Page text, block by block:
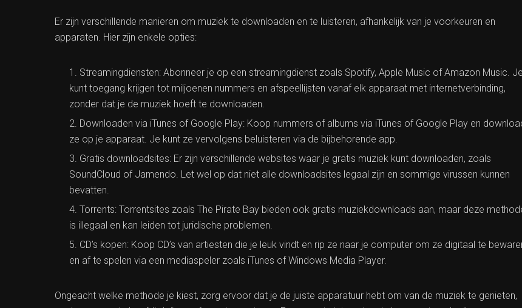
Er zijn verschillende manieren om muziek te downloaden en te luisteren, afhankelijk van je voorkeuren en
apparaten. Hier zijn enkele opties:
Streamingdiensten: Abonneer je op een streamingdienst zoals Spotify, Apple Music of Amazon Music. Je
kunt toegang krijgen tot miljoenen nummers en afspeellijsten vanaf elk apparaat met internetverbinding,
zonder dat je de muziek hoeft te downloaden.
Downloaden via iTunes of Google Play: Koop nummers of albums via iTunes of Google Play en
ze op je apparaat. Je kunt ze vervolgens beluisteren via de bijbehorende app.
Gratis downloadsites: Er zijn verschillende websites waar je gratis muziek kunt downloaden, zoals
SoundCloud of Jamendo. Let wel op dat niet alle downloadsites legaal zijn en sommige virussen kunnen
bevatten.
Torrents: Torrentsites zoals The Pirate Bay bieden ook gratis muziekdownloads aan, maar deze
is illegaal en kan leiden tot juridische problemen.
CD’s kopen: Koop CD’s van artiesten die je leuk vindt en rip ze naar je computer om ze digitaal te
en af ​​te spelen via een mediaspeler zoals iTunes of Windows Media Player.
Ongeacht welke methode je kiest, zorg ervoor dat je de juiste apparatuur hebt om van de muziek te genieten,